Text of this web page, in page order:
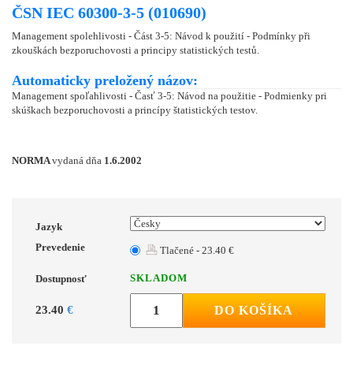
ČSN IEC 60300-3-5 (010690)
Management spolehlivosti - Část 3-5: Návod k použití - Podmínky při
zkouškách bezporuchovosti a principy statistických testů.
Automaticky preložený názov:
Management spoľahlivosti - Časť 3-5: Návod na použitie - Podmienky pri
skúškach bezporuchovosti a princípy štatistických testov.
NORMAvydaná dňa 1.6.2002
Jazyk
Prevedenie
Tlačené - 23.40 €
Dostupnosť SKLADOM
23.40 € DO KOŠÍKA